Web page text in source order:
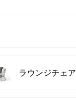
ラウンジチェア